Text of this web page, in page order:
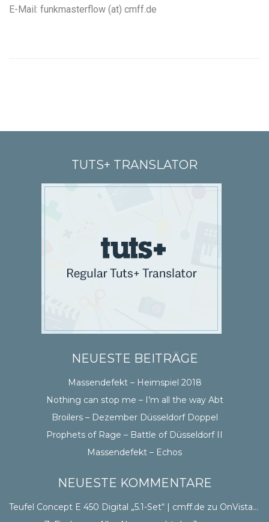
E-Mail: funkmasterflow (at) cmff.de
TUTS+ TRANSLATOR
NEUESTE BEITRÄGE
Massendefekt – Heimspiel 2018
Nothing can stop me – I’m all the way Abt
Broilers – Dezember Düsseldorf Doppel
Prophets of Rage – Battle of Düsseldorf II
Massendefekt – Echos
NEUESTE KOMMENTARE
Teufel Concept E 450 Digital „5.1-Set“ | cmff.de zu OnVista CSS